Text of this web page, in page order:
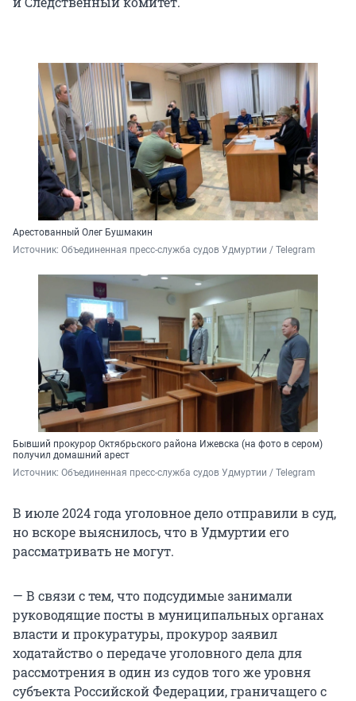
Арестованный Олег Бушмакин
Источник: Объединенная пресс-служба судов Удмуртии / Telegram
Бывший прокурор Октябрьского района Ижевска (на фото в сером)
получил домашний арест
Источник: Объединенная пресс-служба судов Удмуртии / Telegram
В июле 2024 года уголовное дело отправили в суд,
но вскоре выяснилось, что в Удмуртии его
рассматривать не могут.
— В связи с тем, что подсудимые занимали
руководящие посты в муниципальных органах
власти и прокуратуры, прокурор заявил
ходатайство о передаче уголовного дела для
рассмотрения в один из судов того же уровня
субъекта Российской Федерации, граничащего с